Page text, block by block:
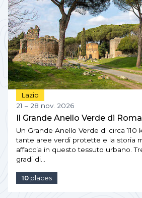
Lazio
21 – 28 nov. 2026
Il Grande Anello Verde di Roma
Un Grande Anello Verde di circa 110
tante aree verdi protette e la storia
affaccia in questo tessuto urbano.
gradi di…
10 places